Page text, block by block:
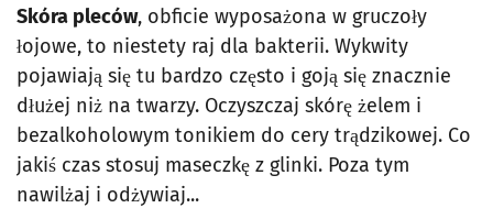
Skóra pleców, obficie wyposażona w gruczoły
łojowe, to niestety raj dla bakterii. Wykwity
pojawiają się tu bardzo często i goją się znacznie
dłużej niż na twarzy. Oczyszczaj skórę żelem i
bezalkoholowym tonikiem do cery trądzikowej. Co
jakiś czas stosuj maseczkę z glinki. Poza tym
nawilżaj i odżywiaj...